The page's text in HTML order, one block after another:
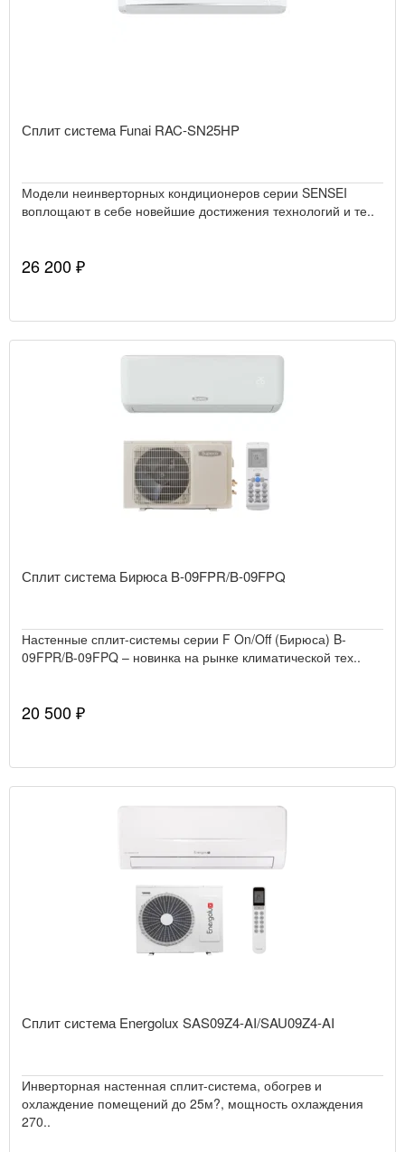
Сплит система Funai RAC-SN25HP
Модели неинверторных кондиционеров серии SENSEI
воплощают в себе новейшие достижения технологий и те..
26 200 ₽
Сплит система Бирюса B-09FPR/B-09FPQ
Настенные сплит-системы серии F On/Off (Бирюса) B-
09FPR/B-09FPQ – новинка на рынке климатической тех..
20 500 ₽
Сплит система Energolux SAS09Z4-AI/SAU09Z4-AI
Инверторная настенная сплит-система, обогрев и
охлаждение помещений до 25м?, мощность охлаждения
270..